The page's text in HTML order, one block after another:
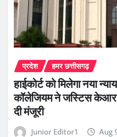
प्रदेश हमर छत्तीसगढ़
हाईकोर्ट को मिलेगा नया
कॉलेजियम ने जस्टिस केआर.
दी मंजूरी
Junior Editor1 Aug